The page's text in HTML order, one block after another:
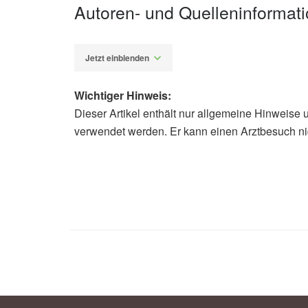
Autoren- und
Jetzt einblenden
Diplom-Redakteur (FH) Volker
Wichtiger Hinweis:
Dieser Artikel enthält nur allgemeine Hinweise
verwendet werden. Er kann einen Arztbesuch